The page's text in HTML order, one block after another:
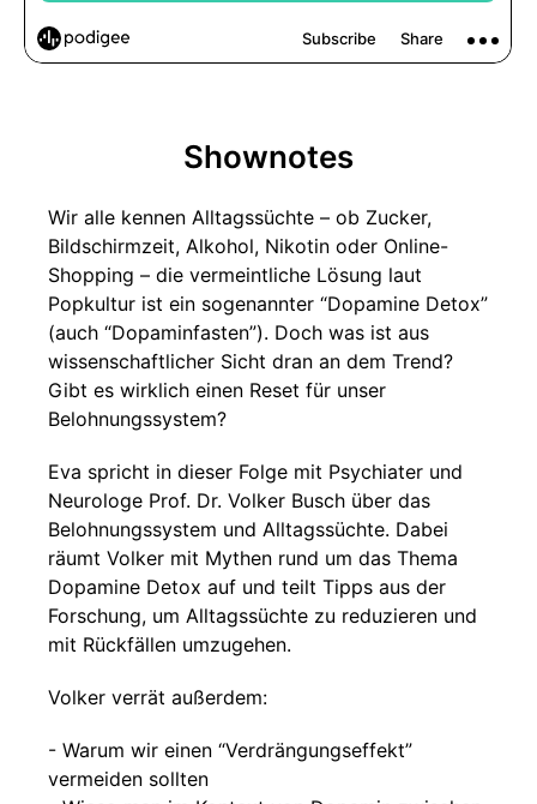
Shownotes
Wir alle kennen Alltagssüchte – ob Zucker,
Bildschirmzeit, Alkohol, Nikotin oder Online-
Shopping – die vermeintliche Lösung laut
Popkultur ist ein sogenannter “Dopamine Detox”
(auch “Dopaminfasten”). Doch was ist aus
wissenschaftlicher Sicht dran an dem Trend?
Gibt es wirklich einen Reset für unser
Belohnungssystem?
Eva spricht in dieser Folge mit Psychiater und
Neurologe Prof. Dr. Volker Busch über das
Belohnungssystem und Alltagssüchte. Dabei
räumt Volker mit Mythen rund um das Thema
Dopamine Detox auf und teilt Tipps aus der
Forschung, um Alltagssüchte zu reduzieren und
mit Rückfällen umzugehen.
Volker verrät außerdem:
- Warum wir einen “Verdrängungseffekt”
vermeiden sollten